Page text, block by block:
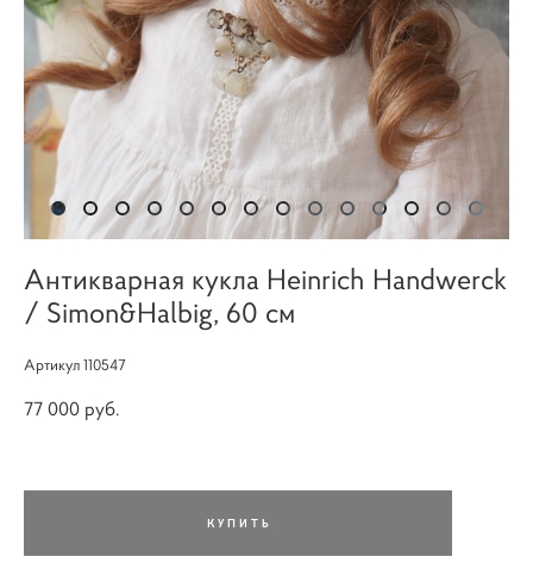
Антикварная кукла Heinrich Handwerck
/ Simon&Halbig, 60 см
Артикул 110547
77 000 pуб.
КУПИТЬ